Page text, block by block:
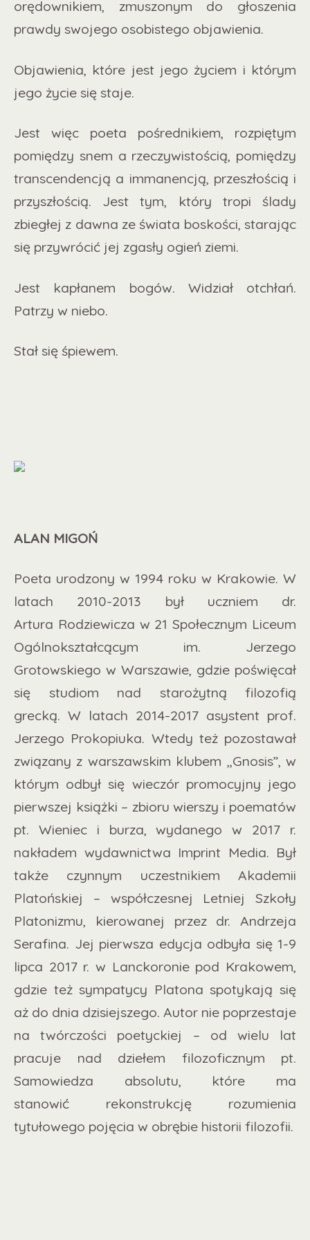
orędownikiem, zmuszonym do głoszenia
prawdy swojego osobistego objawienia.
Objawienia, które jest jego życiem i którym
jego życie się staje.
Jest więc poeta pośrednikiem, rozpiętym
pomiędzy snem a rzeczywistością, pomiędzy
transcendencją a immanencją, przeszłością i
przyszłością. Jest tym, który tropi ślady
zbiegłej z dawna ze świata boskości, starając
się przywrócić jej zgasły ogień ziemi.
Jest kapłanem bogów. Widział otchłań.
Patrzy w niebo.
Stał się śpiewem.
ALAN MIGOŃ
Poeta urodzony w 1994 roku w Krakowie. W
latach 2010-2013 był uczniem dr.
Artura Rodziewicza w 21 Społecznym Liceum
Ogólnokształcącym im. Jerzego
Grotowskiego w Warszawie, gdzie poświęcał
się studiom nad starożytną filozofią
grecką. W latach 2014-2017 asystent prof.
Jerzego Prokopiuka. Wtedy też pozostawał
związany z warszawskim klubem ,,Gnosis”, w
którym odbył się wieczór promocyjny jego
pierwszej książki – zbioru wierszy i poematów
pt. Wieniec i burza, wydanego w 2017 r.
nakładem wydawnictwa Imprint Media. Był
także czynnym uczestnikiem Akademii
Platońskiej – współczesnej Letniej Szkoły
Platonizmu, kierowanej przez dr. Andrzeja
Serafina. Jej pierwsza edycja odbyła się 1-9
lipca 2017 r. w Lanckoronie pod Krakowem,
gdzie też sympatycy Platona spotykają się
aż do dnia dzisiejszego. Autor nie poprzestaje
na twórczości poetyckiej – od wielu lat
pracuje nad dziełem filozoficznym pt.
Samowiedza absolutu, które ma
stanowić rekonstrukcję rozumienia
tytułowego pojęcia w obrębie historii filozofii.